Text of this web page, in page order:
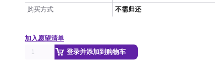
购买方式
不需归还
加入愿望清单
登录并添加到购物车